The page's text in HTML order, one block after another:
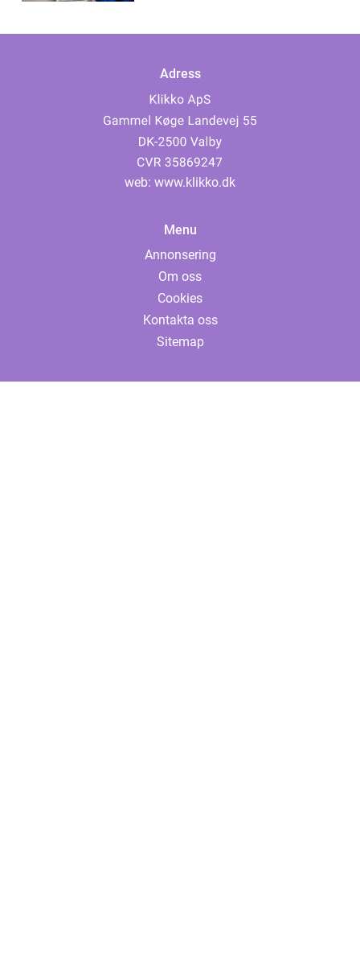
Adress
web: www.klikko.dk
Menu
Annonsering
Om oss
Cookies
Kontakta oss
Sitemap